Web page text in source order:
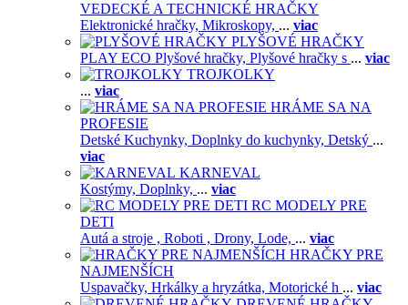
VEDECKÉ A TECHNICKÉ HRAČKY
Elektronické hračky, Mikroskopy, ... viac
PLYŠOVÉ HRAČKY
PLAY ECO Plyšové hračky, Plyšové hračky s ... viac
TROJKOLKY
... viac
HRÁME SA NA
PROFESIE
Detské Kuchynky, Doplnky do kuchynky, Detský ...
viac
KARNEVAL
Kostýmy, Doplnky, ... viac
RC MODELY PRE
DETI
Autá a stroje , Roboti , Drony, Lode, ... viac
HRAČKY PRE
NAJMENŠÍCH
Uspavačky, Hrkálky a hryzátka, Motorické h ... viac